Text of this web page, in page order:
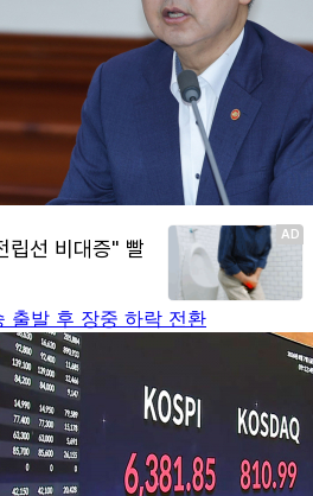
출발 후 장중 하락 전환